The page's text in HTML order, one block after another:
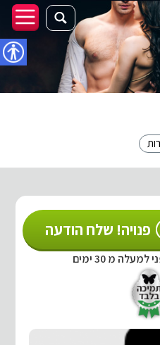
פנויה! שלח הודעה
מ 30 ימים